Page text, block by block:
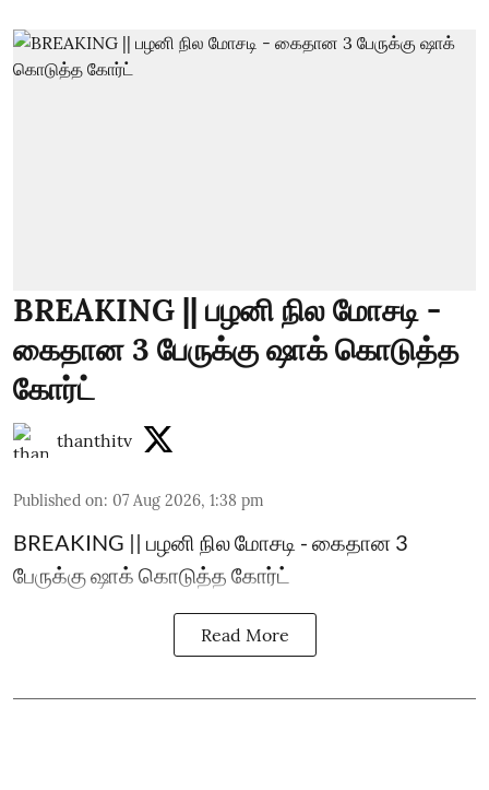
BREAKING || பழனி நில மோசடி -
கைதான 3 பேருக்கு ஷாக் கொடுத்த
கோர்ட்
thanthitv
Published on: 07 Aug 2026, 1:38 pm
BREAKING || பழனி நில மோசடி - கைதான 3
பேருக்கு ஷாக் கொடுத்த கோர்ட்
Read More